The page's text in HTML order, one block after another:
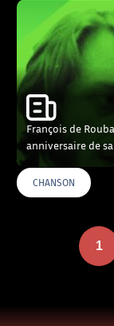
François de
anniversaire de
CHANSON
1